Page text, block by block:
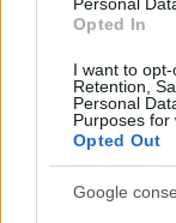
Opted In
I want to opt-
Retention,
Personal
Purposes for
Opted Out
Google
ΡΟΗ
08/08/2026
Δείπνο της